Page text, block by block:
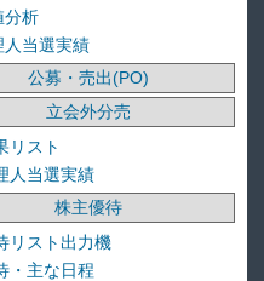
分析
人当選実績
公募・売出(PO)
立会外分売
リスト
人当選実績
株主優待
リスト出力機
・主な日程